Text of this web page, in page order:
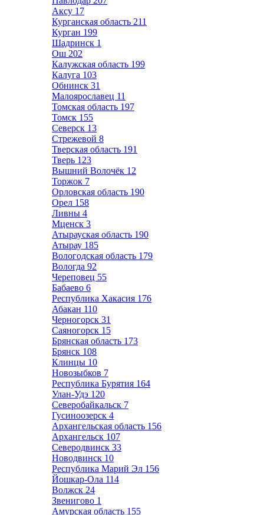
Аксу 17
Курганская область 211
Курган 199
Шадринск 1
Ош 202
Калужская область 199
Калуга 103
Обнинск 31
Малоярославец 11
Томская область 197
Томск 155
Северск 13
Стрежевой 8
Тверская область 191
Тверь 123
Вышний Волочёк 12
Торжок 7
Орловская область 190
Орел 158
Ливны 4
Мценск 3
Атырауская область 190
Атырау 185
Вологодская область 179
Вологда 92
Череповец 55
Бабаево 6
Республика Хакасия 176
Абакан 110
Черногорск 31
Саяногорск 15
Брянская область 173
Брянск 108
Клинцы 10
Новозыбков 7
Республика Бурятия 164
Улан-Удэ 120
Северобайкальск 7
Гусиноозерск 4
Архангельская область 156
Архангельск 107
Северодвинск 33
Новодвинск 10
Республика Марий Эл 156
Йошкар-Ола 114
Волжск 24
Звенигово 1
Амурская область 155